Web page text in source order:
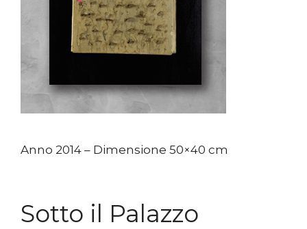
Anno 2014 – Dimensione 50×40 cm
Sotto il Palazzo